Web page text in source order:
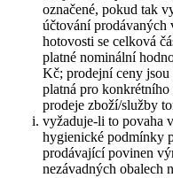
označené, pokud tak
účtování prodávaných
hotovosti se celková
platné nominální
Kč; prodejní ceny jsou
platná pro
prodeje zboží/služby
vyžaduje-li to povaha
hygienické podmínky
prodávající povinen
nezávadných obalech